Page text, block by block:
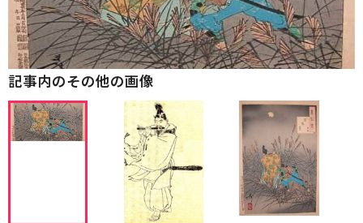
記事内のその他の画像